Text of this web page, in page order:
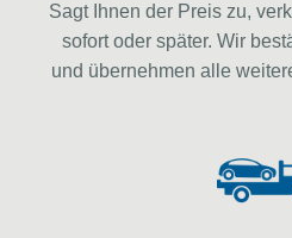
Sagt Ihnen der Preis zu,
sofort oder später. Wir
und übernehmen alle